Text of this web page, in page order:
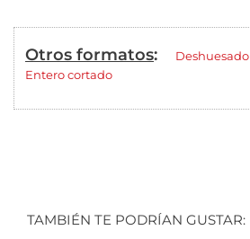
Otros formatos: Deshuesado
Entero cortado
TAMBIÉN TE PODRÍAN GUSTAR: